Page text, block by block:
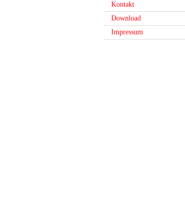
Kontakt
Download
Impressum